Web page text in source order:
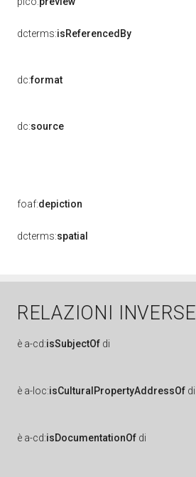
dcterms:isReferencedBy
dc:format
dc:source
foaf:depiction
dcterms:spatial
RELAZIONI INVERSE
è a-cd:isSubjectOf di
è a-loc:isCulturalPropertyAddressOf di
è a-cd:isDocumentationOf di